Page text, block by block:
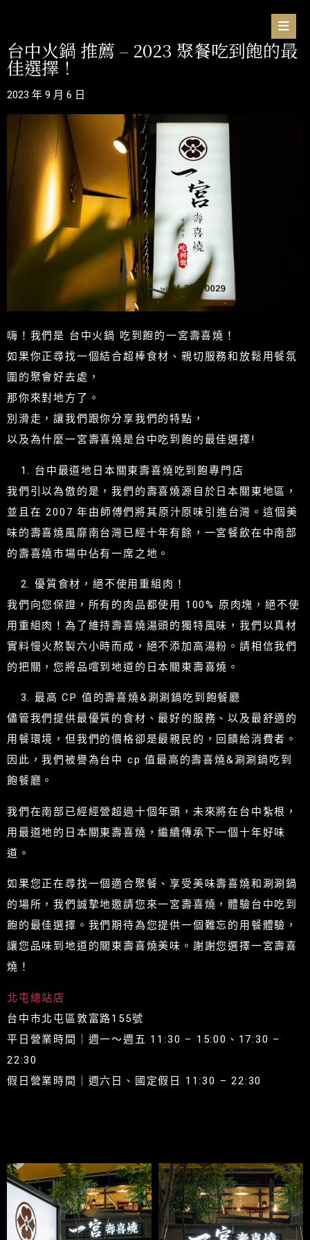
台中火鍋 推薦 – 2023 聚餐吃到飽的最
佳選擇！
2023 年 9 月 6 日
嗨！我們是 台中火鍋 吃到飽的一宮壽喜燒！
如果你正尋找一個結合超棒食材、親切服務和放鬆用餐氛
圍的聚會好去處，
那你來對地方了。
別滑走，讓我們跟你分享我們的特點，
以及為什麼一宮壽喜燒是台中吃到飽的最佳選擇!
台中最道地日本關東壽喜燒吃到飽專門店
我們引以為傲的是，我們的壽喜燒源自於日本關東地區，
並且在 2007 年由師傅們將其原汁原味引進台灣。這個美
味的壽喜燒風靡南台灣已經十年有餘，一宮餐飲在中南部
的壽喜燒市場中佔有一席之地。
優質食材，絕不使用重組肉！
我們向您保證，所有的肉品都使用 100% 原肉塊，絕不使
用重組肉！為了維持壽喜燒湯頭的獨特風味，我們以真材
實料慢火熬製六小時而成，絕不添加高湯粉。請相信我們
的把關，您將品嚐到地道的日本關東壽喜燒。
最高 CP 值的壽喜燒&涮涮鍋吃到飽餐廳
儘管我們提供最優質的食材、最好的服務、以及最舒適的
用餐環境，但我們的價格卻是最親民的，回饋給消費者。
因此，我們被譽為台中 cp 值最高的壽喜燒&涮涮鍋吃到
飽餐廳。
我們在南部已經經營超過十個年頭，未來將在台中紮根，
用最道地的日本關東壽喜燒，繼續傳承下一個十年好味
道。
如果您正在尋找一個適合聚餐、享受美味壽喜燒和涮涮鍋
的場所，我們誠摯地邀請您來一宮壽喜燒，體驗台中吃到
飽的最佳選擇。我們期待為您提供一個難忘的用餐體驗，
讓您品味到地道的關東壽喜燒美味。謝謝您選擇一宮壽喜
燒！
北屯總站店
台中市北屯區敦富路155號
平日營業時間｜週一～週五 11:30 – 15:00、17:30 –
22:30
假日營業時間｜週六日、國定假日 11:30 – 22:30